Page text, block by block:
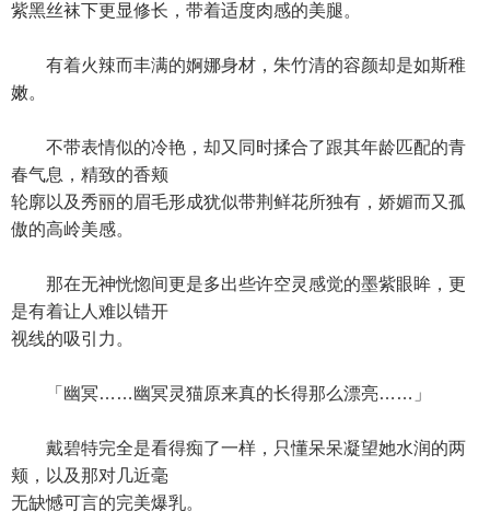
紫黑丝袜下更显修长，带着适度肉感的美腿。
有着火辣而丰满的婀娜身材，朱竹清的容颜却是如斯稚
嫩。
不带表情似的冷艳，却又同时揉合了跟其年龄匹配的青
春气息，精致的香颊
轮廓以及秀丽的眉毛形成犹似带荆鲜花所独有，娇媚而又孤
傲的高岭美感。
那在无神恍惚间更是多出些许空灵感觉的墨紫眼眸，更
是有着让人难以错开
视线的吸引力。
「幽冥……幽冥灵猫原来真的长得那么漂亮……」
戴碧特完全是看得痴了一样，只懂呆呆凝望她水润的两
颊，以及那对几近毫
无缺憾可言的完美爆乳。